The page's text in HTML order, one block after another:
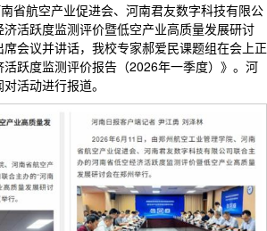
省航空产业促进会、河南君友数字科技有限公
活跃度监测评价暨低空产业高质量发展研讨
会议并讲话，我校专家郝爱民课题组在会上正
跃度监测评价报告（2026年一季度）》。河
活动进行报道。